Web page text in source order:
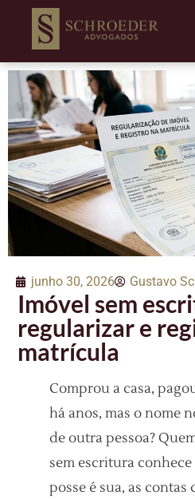
junho 30, 2026 Gustavo
Imóvel sem
regularizar e
matrícula
Comprou a casa,
há anos, mas o nome
de outra pessoa?
sem escritura
posse é sua, as contas